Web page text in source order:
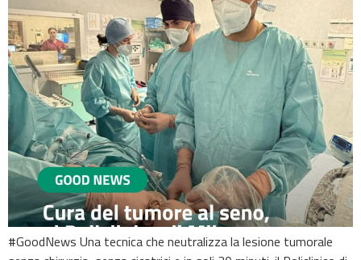
#GoodNews Una tecnica che neutralizza la lesione tumorale